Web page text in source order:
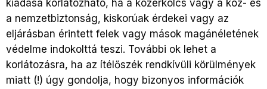
kiadása korlátozható, ha a közerkölcs vagy a köz- és
a nemzetbiztonság, kiskorúak érdekei vagy az
eljárásban érintett felek vagy mások magánéletének
védelme indokolttá teszi. További ok lehet a
korlátozásra, ha az ítélőszék rendkívüli körülmények
miatt (!) úgy gondolja, hogy bizonyos információk